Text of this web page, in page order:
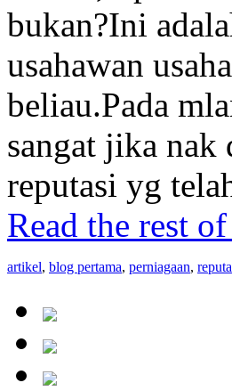
bukan?Ini
usahawan
beliau.Pada
sangat jika nak
reputasi yg
Read the rest
artikel, blog pertama, perniagaan,